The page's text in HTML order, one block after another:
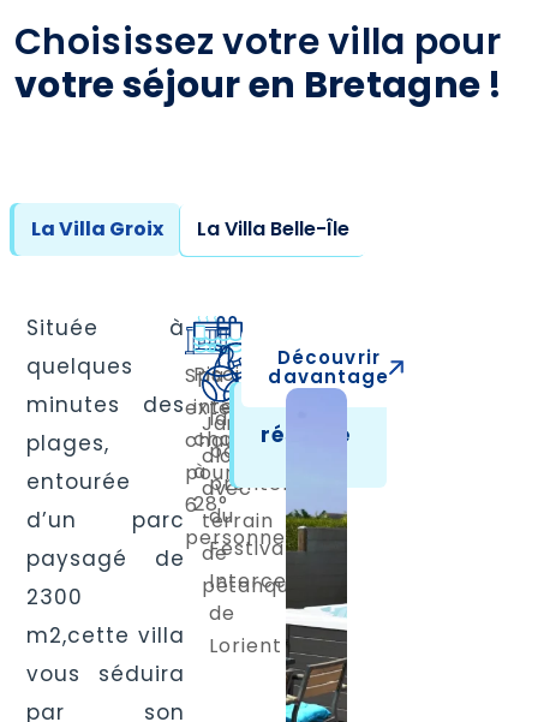
Choisissez votre villa pour
votre séjour en Bretagne !
La Villa Groix La Villa Belle-Île
Située à
quelques
minutes des
plages,
entourée
d’un parc
paysagé de
2300
m2,cette villa
vous séduira
par son
Spa
extérieur
chauffé
pour
6
personnes
Piscine
intérieure
chauffée
à
28°
Jardin
clos
avec
terrain
de
pétanque
Idéale
pour
profiter
du
Festival
Interceltique
de
Lorient
réserve
Découvrir
davantage